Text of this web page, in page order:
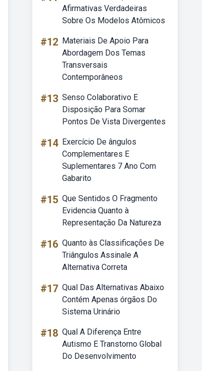
Afirmativas Verdadeiras
Sobre Os Modelos Atômicos
#12 Materiais De Apoio Para
Abordagem Dos Temas
Transversais
Contemporâneos
#13 Senso Colaborativo E
Disposição Para Somar
Pontos De Vista Divergentes
#14 Exercício De ângulos
Complementares E
Suplementares 7 Ano Com
Gabarito
#15 Que Sentidos O Fragmento
Evidencia Quanto à
Representação Da Natureza
#16 Quanto às Classificações De
Triângulos Assinale A
Alternativa Correta
#17 Qual Das Alternativas Abaixo
Contém Apenas órgãos Do
Sistema Urinário
#18 Qual A Diferença Entre
Autismo E Transtorno Global
Do Desenvolvimento